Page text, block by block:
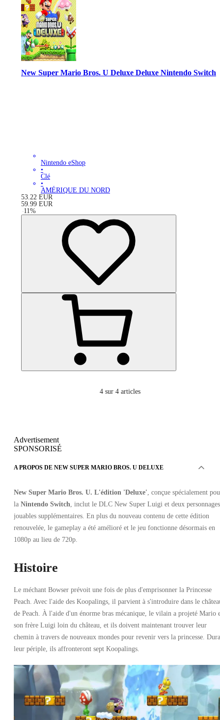
New Super Mario Bros. U Deluxe Deluxe Nintendo Switch
Nintendo eShop
•
Clé
•
AMÉRIQUE DU NORD
53.22 EUR
59.99 EUR
-11%
4 sur 4 articles
Advertisement
SPONSORISÉ
A PROPOS DE NEW SUPER MARIO BROS. U DELUXE
New Super Mario Bros. U. L'édition 'Deluxe', conçue spécialement
la Nintendo Switch, inclut le DLC New Super Luigi et deux personnages
jouables supplémentaires. En plus du nouveau contenu de cette édition
renouvelée, le gameplay a été amélioré et le jeu fonctionne désormais en
1080p au lieu de 720p.
Histoire
Le méchant Bowser prévoit une fois de plus d'emprisonner la Princesse
Peach. Avec l'aide des Koopalings, il parvient à s'introduire dans le
de Peach. À l'aide d'un énorme bras mécanique, le vilain a projeté Mario
son frère Luigi loin du château, et ils doivent maintenant trouver leur
chemin à travers de nouveaux mondes pour revenir vers la princesse.
leur périple, ils affronteront sept Koopalings.